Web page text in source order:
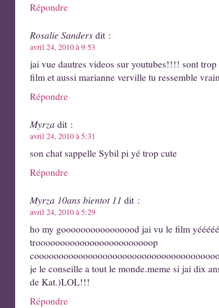
Répondre
Rosalie Sandersdit :
avril 24, 2010 à 9:53
jai vue dautres videos sur youtubes!!!! sont
film et aussi marianne verville tu ressemble
Répondre
Myrza dit :
avril 24, 2010 à 5:31
son chat sappelle Sybil pi yé trop cute
Répondre
Myrza 10ans bientot 11 dit :
avril 24, 2010 à 5:29
ho my goooooooooooooood jai vu le film
troooooooooooooooooooooooop
je le conseille a tout le monde.meme si jai dix
de Kat.)LOL!!!
Répondre